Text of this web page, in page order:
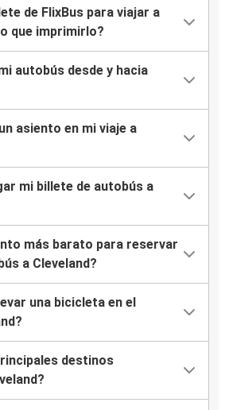
de FlixBus para viajar a
que imprimirlo?
autobús desde y hacia
asiento en mi viaje a
mi billete de autobús a
más barato para reservar
a Cleveland?
una bicicleta en el
destinos